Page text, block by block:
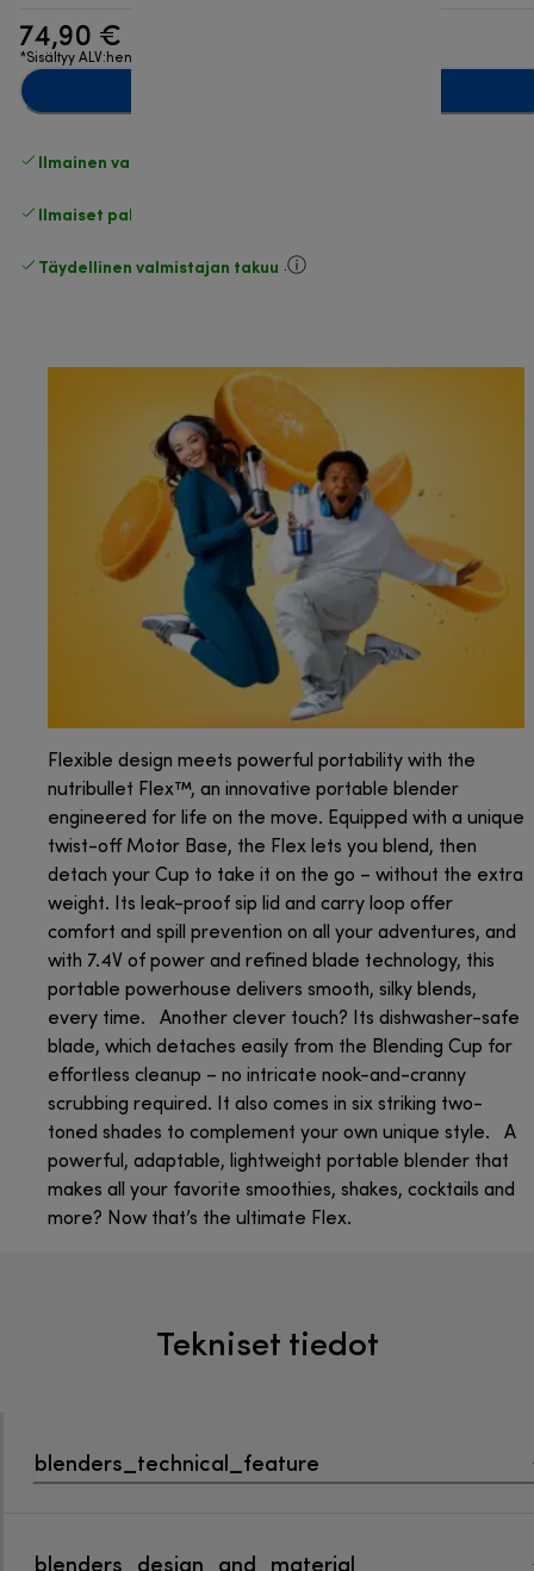
74,90 €
*Sisältyy ALV:hen
Ilmainen vakiotoimitus
Ilmaiset palautukset
Täydellinen valmistajan takuu .
Flexible design meets powerful portability with the
nutribullet Flex™, an innovative portable blender
engineered for life on the move. Equipped with a unique
twist-off Motor Base, the Flex lets you blend, then
detach your Cup to take it on the go – without the extra
weight. Its leak-proof sip lid and carry loop offer
comfort and spill prevention on all your adventures, and
with 7.4V of power and refined blade technology, this
portable powerhouse delivers smooth, silky blends,
every time. Another clever touch? Its dishwasher-safe
blade, which detaches easily from the Blending Cup for
effortless cleanup – no intricate nook-and-cranny
scrubbing required. It also comes in six striking two-
toned shades to complement your own unique style. A
powerful, adaptable, lightweight portable blender that
makes all your favorite smoothies, shakes, cocktails and
more? Now that’s the ultimate Flex.
Tekniset tiedot
blenders_technical_feature
blenders_design_and_material